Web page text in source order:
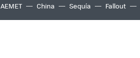
AEMET China Sequía Fallout